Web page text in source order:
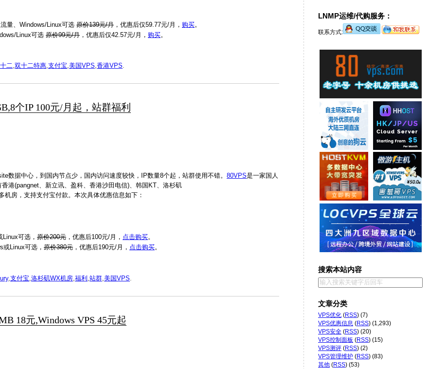
量、Windows/Linux可选 原价139元/月 ，优惠后仅59.77元/月， 购买。
Linux可选 原价99元/月 ，优惠后仅42.57元/月， 购买。
二 双十二特惠 支付宝 美国VPS 香港VPS
个IP 100元/月起，站群福利
数据中心，到国内节点少，国内访问速度较快，IP数量8个起，站群使用不错。 80VPS是一家国人
港(pangnet、新立讯、盈科、香港沙田电信)、韩国KT、洛杉矶
房，支持支付宝付款。本次具体优惠信息如下：
可选， 原价200元 ，优惠后100元/月， 点击购买。
Linux可选， 原价380元 ，优惠后190元/月， 点击购买。
, 支付宝 洛杉矶WX机房 福利 站群 美国VPS
18元,Windows VPS 45元起
LNMP运维/代购服务：
联系方式:
搜索本站内容
文章分类
VPS优化 (RSS) (7)
VPS优惠信息 (RSS) (1,293)
VPS安全 (RSS) (20)
VPS控制面板 (RSS) (15)
VPS测评 (RSS) (2)
VPS管理维护 (RSS) (83)
其他 (RSS) (53)